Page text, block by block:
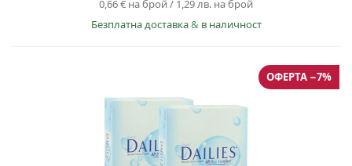
0,66 € на брой/ 1,29 лв. на брой
Безплатна доставка& в наличност
ОФЕРТА −7%